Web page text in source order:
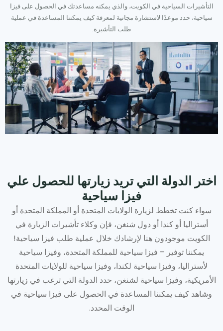
التأشيرات السياحية في الكويت، والذي يمكنه مساعدتك في الحصول على فيزا
سياحية، حدد موعدًا لاستشارة مجانية لمعرفة كيف يمكننا المساعدة في عملية
طلب التأشيرة.
اختر الدولة التي تريد زيارتها للحصول علي
فيزا سياحية
سواء كنت تخطط لزيارة الولايات المتحدة أو المملكة المتحدة أو
أستراليا أو كندا أو دول شنغن، فإن وكلاء تأشيرات الزيارة في
الكويت موجودون هنا لإرشادك خلال عملية طلب فيزا سياحية!
يمكننا توفير – فيزا سياحية للمملكة المتحدة، وفيزا سياحية
لأستراليا، وفيزا سياحية لكندا، وفيزا سياحية للولايات المتحدة
الأمريكية، وفيزا سياحية لشنغن، حدد الدولة التي ترغب في زيارتها
وشاهد كيف يمكننا المساعدة في الحصول على فيزا سياحية في
الوقت المحدد.